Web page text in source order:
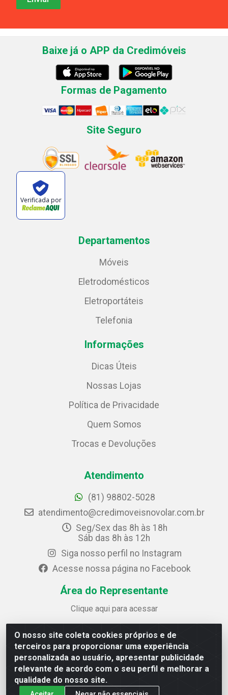
O nosso site coleta cookies próprios e de
terceiros para proporcionar uma experiência
personalizada ao usuário, apresentar publicidade
relevante de acordo com o seu perfil e melhorar a
qualidade do nosso site.
Baixe já o APP da Credimóveis
Formas de Pagamento
Site Seguro
Verificada por
Departamentos
Móveis
Eletrodomésticos
Eletroportáteis
Telefonia
Informações
Dicas Úteis
Nossas Lojas
Política de Privacidade
Quem Somos
Trocas e Devoluções
Atendimento
(81) 98802-5028
atendimento@credimoveisnovolar.com.br
Seg/Sex das 8h às 18h
Sáb das 8h às 12h
Siga nosso perfil no Instagram
Acesse nossa página no Facebook
Área do Representante
Clique aqui para acessar
Credimóveis Novolar Ltda
Rua José Alves Bezerra, 430 - Prazeres - Jaboatão dos
Guararapes / PE - CEP 54.325-610
CNPJ: 09.930.165/0013-70